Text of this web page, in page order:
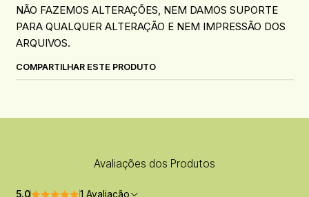
NÃO FAZEMOS ALTERAÇÕES, NEM DAMOS SUPORTE
PARA QUALQUER ALTERAÇÃO E NEM IMPRESSÃO DOS
ARQUIVOS.
COMPARTILHAR ESTE PRODUTO
Avaliações dos Produtos
5.0 1 Avaliação